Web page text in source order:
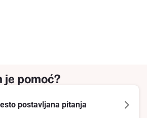
je pomoć?
postavljana pitanja